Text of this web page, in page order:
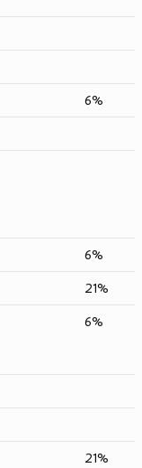
6%
6%
21%
6%
21%